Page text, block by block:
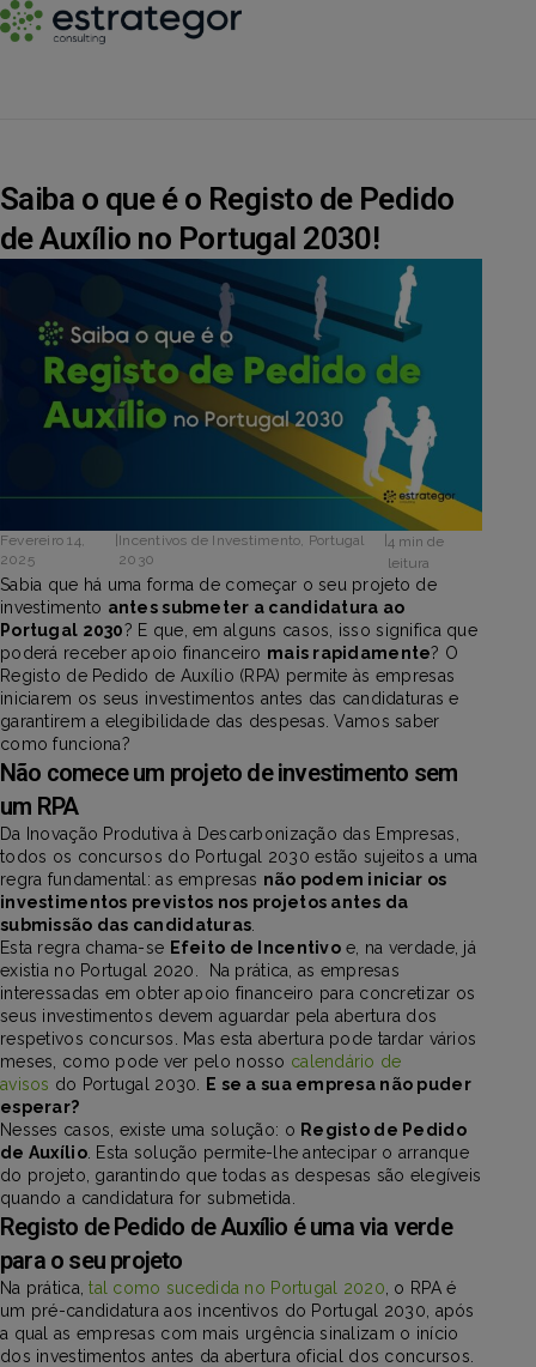
Saiba o que é o Registo de Pedido
de Auxílio no Portugal 2030!
Fevereiro 14,
2025
Incentivos de Investimento Portugal
2030
4 min de
leitura
Sabia que há uma forma de começar o seu projeto de
investimento antes submeter a candidatura ao
Portugal 2030? E que, em alguns casos, isso significa que
poderá receber apoio financeiro mais rapidamente? O
Registo de Pedido de Auxílio (RPA) permite às empresas
iniciarem os seus investimentos antes das candidaturas e
garantirem a elegibilidade das despesas. Vamos saber
como funciona?
Não comece um projeto de investimento sem
um RPA
Da Inovação Produtiva à Descarbonização das Empresas,
todos os concursos do Portugal 2030 estão sujeitos a uma
regra fundamental: as empresas não podem iniciar os
investimentos previstos nos projetos antes da
submissão das candidaturas
Esta regra chama-se Efeito de Incentivoe, na verdade, já
existia no Portugal 2020. Na prática, as empresas
interessadas em obter apoio financeiro para concretizar os
seus investimentos devem aguardar pela abertura dos
respetivos concursos. Mas esta abertura pode tardar vários
meses, como pode ver pelo nosso calendário de
avisos do Portugal 2030.
E se a sua empresa não puder
esperar?
Nesses casos, existe uma solução: o Registo de Pedido
de Auxílio. Esta solução permite-lhe antecipar o arranque
do projeto, garantindo que todas as despesas são elegíveis
quando a candidatura for submetida.
Registo de Pedido de Auxílio é uma via verde
para o seu projeto
Na prática,tal como sucedida no Portugal 2020 , o RPA é
um pré-candidatura aos incentivos do Portugal 2030, após
a qual as empresas com mais urgência sinalizam o início
dos investimentos antes da abertura oficial dos concursos.